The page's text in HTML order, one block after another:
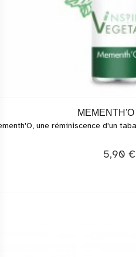
une réminiscence d'un
5,90 €